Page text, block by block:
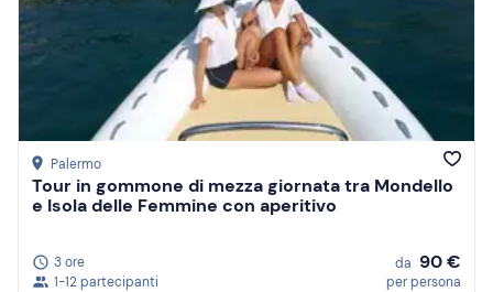
Palermo
Tour in gommone di mezza giornata tra Mondello
e Isola delle Femmine con aperitivo
3 ore
1-12 partecipanti
da 90 €
per persona